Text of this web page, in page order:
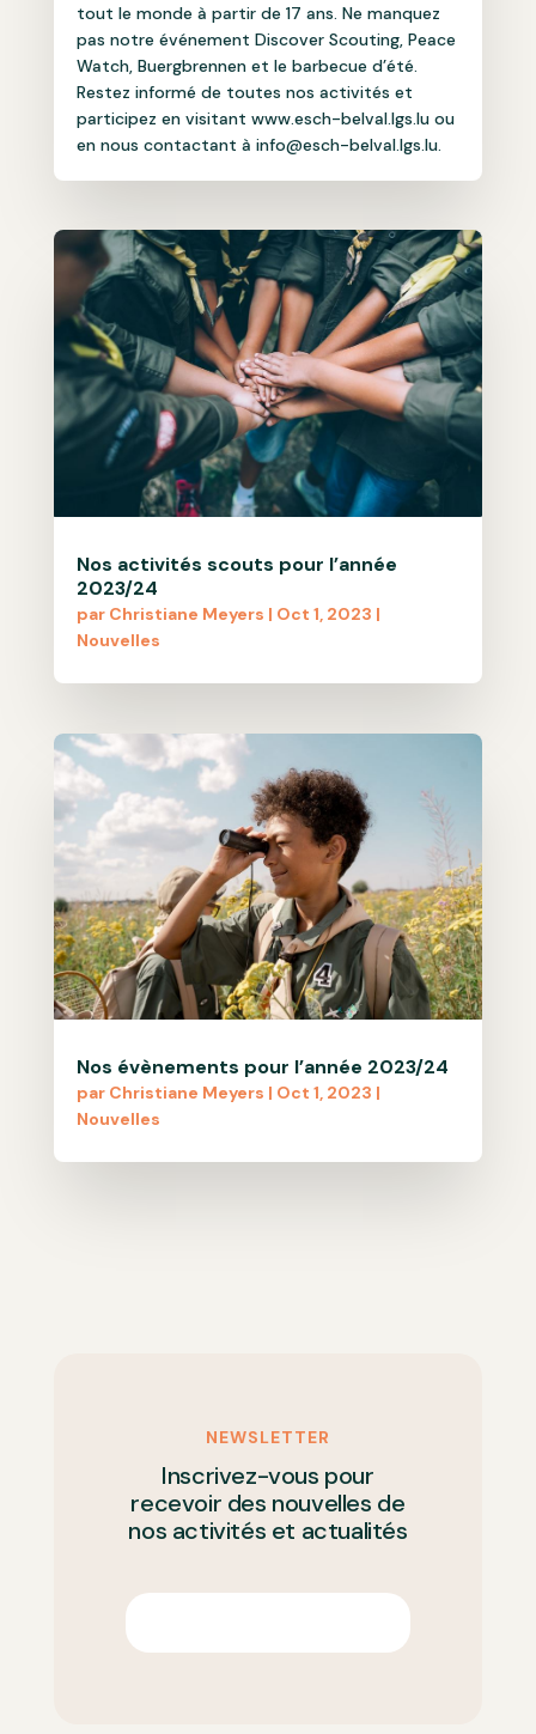
tout le monde à partir de 17 ans. Ne manquez
pas notre événement Discover Scouting, Peace
Watch, Buergbrennen et le barbecue d’été.
Restez informé de toutes nos activités et
participez en visitant www.esch-belval.lgs.lu ou
en nous contactant à info@esch-belval.lgs.lu.
Nos activités scouts pour l’année
2023/24
par Christiane Meyers | Oct 1, 2023 |
Nouvelles
Nos évènements pour l’année 2023/24
par Christiane Meyers | Oct 1, 2023 |
Nouvelles
NEWSLETTER
Inscrivez-vous pour
recevoir des nouvelles de
nos activités et actualités